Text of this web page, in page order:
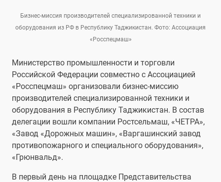
Бизнес-миссия производителей специализированной техники и
оборудования из РФ в Республику Таджикистан. Фото: Ассоциация
«Росспецмаш»
Министерство промышленности и торговли
Российской Федерации совместно с Ассоциацией
«Росспецмаш» организовали бизнес-миссию
производителей специализированной техники и
оборудования в Республику Таджикистан. В состав
делегации вошли компании Ростсельмаш, «ЧЕТРА»,
«Завод «Дорожных машин», «Варгашинский завод
противопожарного и специального оборудования»,
«Грюнвальд».
В первый день на площадке Представительства